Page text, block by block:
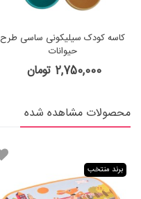
کاسه کودک سیلیکونی ساسی طرح
حیوانات
2,750,000 تومان
محصولات مشاهده شده
برند منتخب